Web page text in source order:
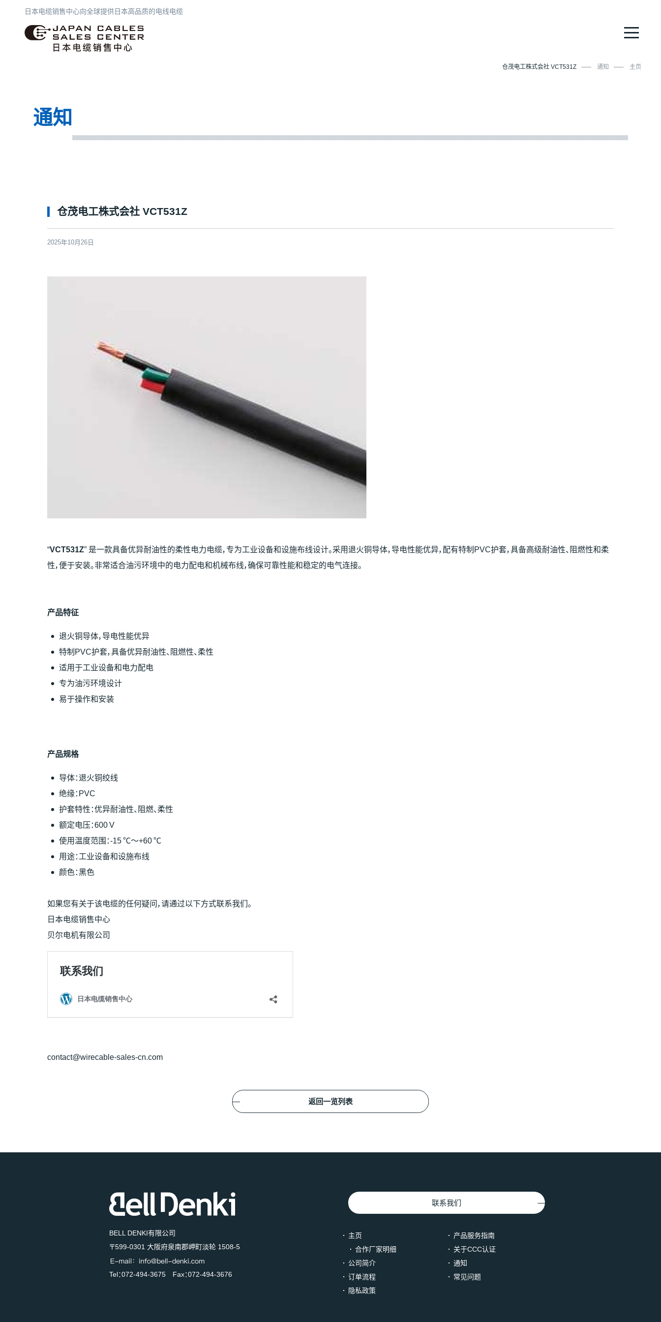
日本电缆销售中心向全球提供日本高品质的电线电缆
主页
通知
仓茂电工株式会社 VCT531Z
通知
仓茂电工株式会社 VCT531Z
2025年10月26日
“VCT531Z” 是一款具备优异耐油性的柔性电力电缆，专为工业设备和设施布线设计。采用退火铜导体，导电性能优异，配有特制PVC护套，具备高级耐油性、阻燃性和柔
性，便于安装。非常适合油污环境中的电力配电和机械布线，确保可靠性能和稳定的电气连接。
产品特征
退火铜导体，导电性能优异
特制PVC护套，具备优异耐油性、阻燃性、柔性
适用于工业设备和电力配电
专为油污环境设计
易于操作和安装
产品规格
导体：退火铜绞线
绝缘：PVC
护套特性：优异耐油性、阻燃、柔性
额定电压：600 V
使用温度范围：-15 ℃～+60 ℃
用途：工业设备和设施布线
颜色：黑色
如果您有关于该电缆的任何疑问，请通过以下方式联系我们。
日本电缆销售中心
贝尔电机有限公司
contact@wirecable-sales-cn.com
返回一览列表
BELL DENKI有限公司
〒599-0301 大阪府泉南郡岬町淡轮 1508-5
Tel：072-494-3675 Fax：072-494-3676
联系我们
主页
产品服务指南
合作厂家明细
关于CCC认证
公司简介
通知
订单流程
常见问题
隐私政策